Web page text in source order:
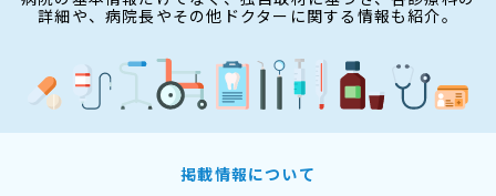
詳細や、病院長やその他ドクターに関する情報も紹介。
掲載情報について